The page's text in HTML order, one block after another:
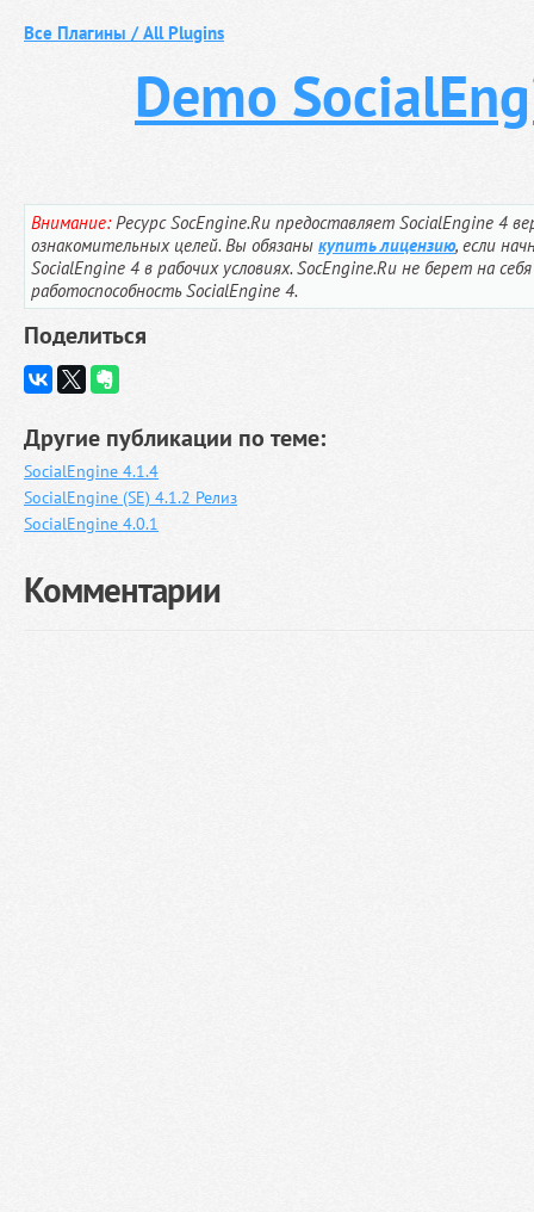
Все Плагины / All Plugins
Demo
Внимание:Ресурс SocEngine.Ru предоставляет SocialEngine 4
ознакомительных целей. Вы обязаны купить лицензию, если
SocialEngine 4 в рабочих условиях. SocEngine.Ru не берет на
работоспособность SocialEngine 4.
Поделиться
Другие публикации по теме:
SocialEngine 4.1.4
SocialEngine (SE) 4.1.2 Релиз
SocialEngine 4.0.1
Комментарии